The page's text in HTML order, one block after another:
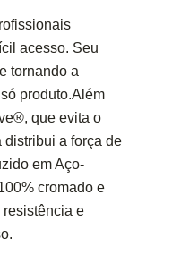
acesso. Seu
tornando a
produto.Além
que evita o
distribui a força de
em Aço-
cromado e
resistência e